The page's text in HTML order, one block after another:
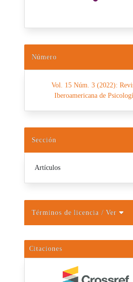
Número
Vol. 15 Núm. 3 (2022):
Iberoamericana de
Sección
Artículos
Términos de licencia / Ver
Citaciones